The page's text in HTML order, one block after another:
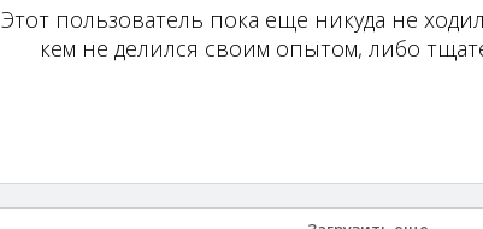
Этот пользователь пока еще никуда не
кем не делился своим опытом, либо